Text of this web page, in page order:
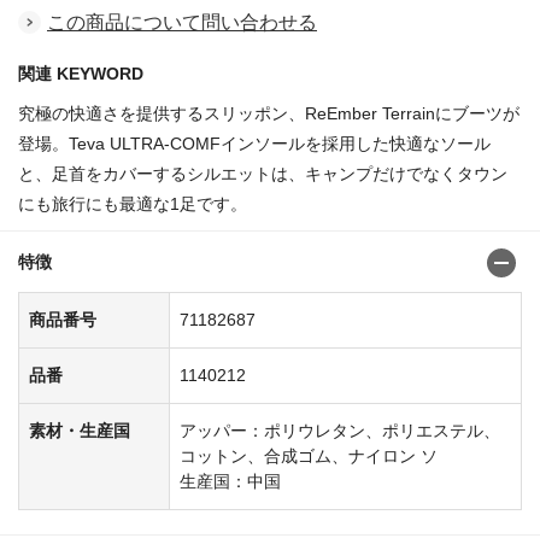
この商品について問い合わせる
関連 KEYWORD
究極の快適さを提供するスリッポン、ReEmber Terrainにブーツが
登場。Teva ULTRA-COMFインソールを採用した快適なソール
と、足首をカバーするシルエットは、キャンプだけでなくタウン
にも旅行にも最適な1足です。
特徴
商品番号 71182687
品番 1140212
素材・生産国
アッパー：ポリウレタン、ポリエステル、
コットン、合成ゴム、ナイロン ソ
生産国：中国